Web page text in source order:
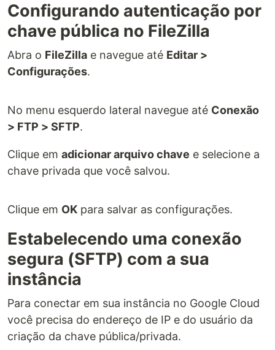
Configurando autenticação por
chave pública no FileZilla
Abra o FileZilla e navegue até Editar >
Configurações.
No menu esquerdo lateral navegue até Conexão
> FTP > SFTP.
Clique em adicionar arquivo chave e selecione a
chave privada que você salvou.
Clique em OK para salvar as configurações.
Estabelecendo uma conexão
segura (SFTP) com a sua
instância
Para conectar em sua instância no Google Cloud
você precisa do endereço de IP e do usuário da
criação da chave pública/privada.